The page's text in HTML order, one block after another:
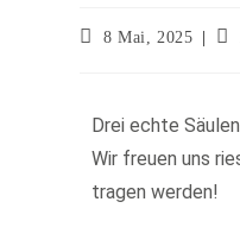
8 Mai, 2025
Drei echte
Wir freuen uns
tragen werden!